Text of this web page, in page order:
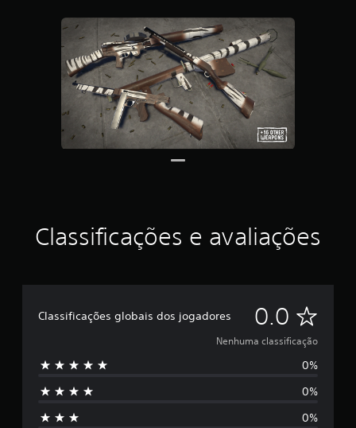
Classificações e avaliações
Classificações globais dos jogadores 0.0 N
e
n
h
Nenhuma classificação
0%
0%
0%